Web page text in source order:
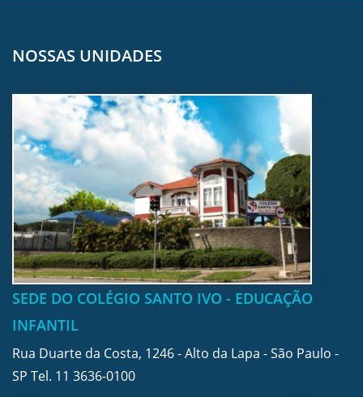
NOSSAS UNIDADES
SEDE DO COLÉGIO SANTO IVO - EDUCAÇÃO
INFANTIL
Rua Duarte da Costa, 1246 - Alto da Lapa - São Paulo -
SP Tel. 11 3636-0100